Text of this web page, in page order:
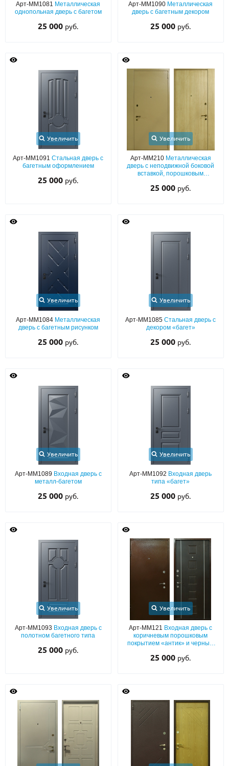
Арт-ММ1081 Металлическая
однопольная дверь с багетом
25 000 руб.
Арт-ММ1090 Металлическая
дверь с багетным декором
25 000 руб.
Увеличить
Арт-ММ1091Стальная дверь с
багетным оформлением
25 000 руб.
Увеличить
Арт-ММ210 Металлическая
дверь с неподвижной боковой
вставкой, порошковым
25 000 руб.
Увеличить
Арт-ММ1084 Металлическая
дверь с багетным рисунком
25 000 руб.
Увеличить
Арт-ММ1085Стальная дверь с
декором «багет»
25 000 руб.
Увеличить
Арт-ММ1089 Входная дверь с
металл-багетом
25 000 руб.
Увеличить
Арт-ММ1092 Входная дверь
типа «багет»
25 000 руб.
Увеличить
Арт-ММ1093 Входная дверь с
полотном багетного типа
25 000 руб.
Увеличить
Арт-ММ121 Входная дверь с
коричневым порошковым
покрытием «антик» и черным
молдингами
25 000 руб.